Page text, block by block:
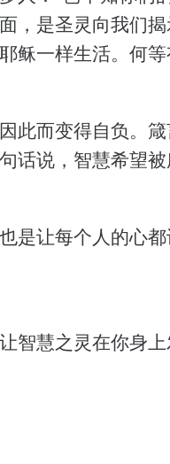
，是圣灵向我们
稣一样生活。何等
此而变得自负。
话说，智慧希望被
是让每个人的心
智慧之灵在你身